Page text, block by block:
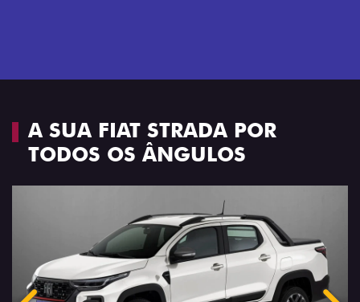
A SUA FIAT STRADA POR
TODOS OS ÂNGULOS